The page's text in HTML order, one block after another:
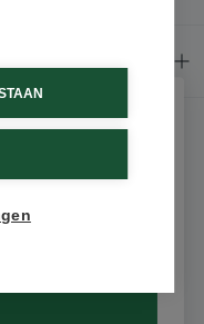
beoordelingen)
en persoonlijk